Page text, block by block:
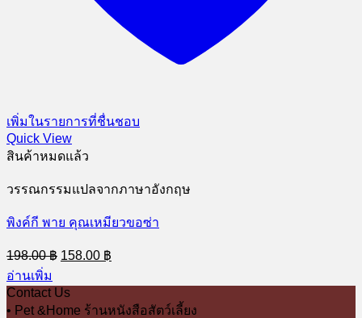
เพิ่มในรายการที่ชื่นชอบ
Quick View
สินค้าหมดแล้ว
วรรณกรรมแปลจากภาษาอังกฤษ
พิงค์กี พาย คุณเหมียวขอซ่า
198.00฿ Original
price
198.00 ฿.
158.00 ฿
price
อ่านเพิ่ม
Contact Us
• Pet &Home ร้านหนังสือสัตว์เลี้ยง